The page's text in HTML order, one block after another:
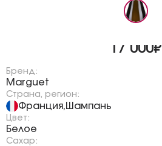
17 000₽
Бренд:
Marguet
Страна, регион:
Франция,Шампань
Цвет:
Белое
Сахар: